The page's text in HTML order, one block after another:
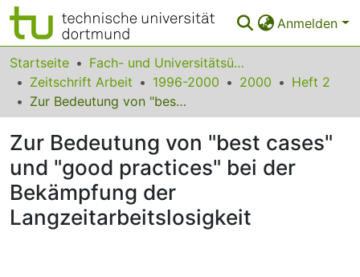
Anmelden
Bereiche & Sammlungen
Das gesamte Repositorium
Leitlinien
Zurück zur Startseite
Startseite
Fach- und Universitätsübergreifendes
Zeitschrift Arbeit
1996-2000 2000
Heft 2
Zur Bedeutung von "best cases" und "good practices" bei der Bekämpfung der Langzeitarbeitslosigkeit
Zur Bedeutung von "best cases"
und "good practices" bei der
Bekämpfung der
Langzeitarbeitslosigkeit